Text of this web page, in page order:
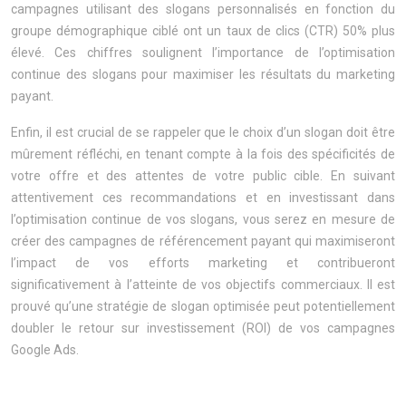
campagnes utilisant des slogans personnalisés en fonction du
groupe démographique ciblé ont un taux de clics (CTR) 50% plus
élevé. Ces chiffres soulignent l’importance de l’optimisation
continue des slogans pour maximiser les résultats du marketing
payant.
Enfin, il est crucial de se rappeler que le choix d’un slogan doit être
mûrement réfléchi, en tenant compte à la fois des spécificités de
votre offre et des attentes de votre public cible. En suivant
attentivement ces recommandations et en investissant dans
l’optimisation continue de vos slogans, vous serez en mesure de
créer des campagnes de référencement payant qui maximiseront
l’impact de vos efforts marketing et contribueront
significativement à l’atteinte de vos objectifs commerciaux. Il est
prouvé qu’une stratégie de slogan optimisée peut potentiellement
doubler le retour sur investissement (ROI) de vos campagnes
Google Ads.